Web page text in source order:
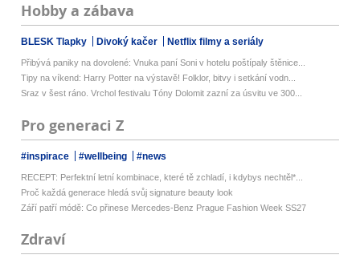
Hobby a zábava
BLESK Tlapky Divoký kačer Netflix filmy a seriály
Přibývá paniky na dovolené: Vnuka paní Soni v hotelu poštípaly štěnice...
Tipy na víkend: Harry Potter na výstavě! Folklor, bitvy i setkání vodn...
Sraz v šest ráno. Vrchol festivalu Tóny Dolomit zazní za úsvitu ve 300...
Pro generaci Z
#inspirace #wellbeing #news
RECEPT: Perfektní letní kombinace, které tě zchladí, i kdybys nechtěl*...
Proč každá generace hledá svůj signature beauty look
Září patří módě: Co přinese Mercedes-Benz Prague Fashion Week SS27
Zdraví